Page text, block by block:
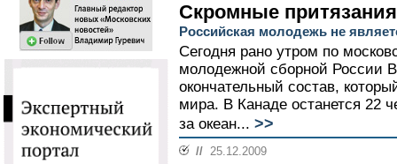
Скромные притязания
Российская молодежь не
Сегодня рано утром по
молодежной сборной России
окончательный состав,
мира. В Канаде останется 22
за океан... >>
// 25.12.2009